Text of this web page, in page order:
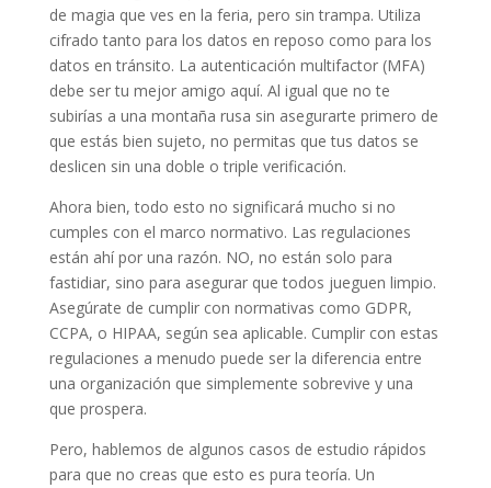
de magia que ves en la feria, pero sin trampa. Utiliza
cifrado tanto para los datos en reposo como para los
datos en tránsito. La autenticación multifactor (MFA)
debe ser tu mejor amigo aquí. Al igual que no te
subirías a una montaña rusa sin asegurarte primero de
que estás bien sujeto, no permitas que tus datos se
deslicen sin una doble o triple verificación.
Ahora bien, todo esto no significará mucho si no
cumples con el marco normativo. Las regulaciones
están ahí por una razón. NO, no están solo para
fastidiar, sino para asegurar que todos jueguen limpio.
Asegúrate de cumplir con normativas como GDPR,
CCPA, o HIPAA, según sea aplicable. Cumplir con estas
regulaciones a menudo puede ser la diferencia entre
una organización que simplemente sobrevive y una
que prospera.
Pero, hablemos de algunos casos de estudio rápidos
para que no creas que esto es pura teoría. Un